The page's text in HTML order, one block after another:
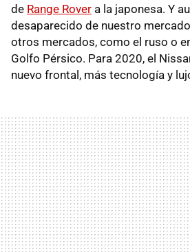
de Range Rover a la japonesa. Y
desaparecido de nuestro
otros mercados, como el ruso o
Golfo Pérsico. Para 2020, el
nuevo frontal, más tecnología y